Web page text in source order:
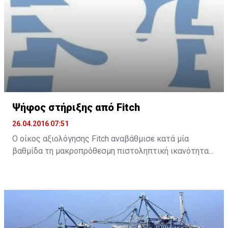
Ψήφος στήριξης από Fitch
26.04.2016 07:51
Ο οίκος αξιολόγησης Fitch αναβάθμισε κατά μία
βαθμίδα τη μακροπρόθεσμη πιστοληπτική ικανότητα
Συγκεκριμένα, ο Fitch ανακοίνωσε ότι αναβάθμισε την
Τράπεζα Κύπρου στο B- από CCC και την Ελληνική σε B
από B-.